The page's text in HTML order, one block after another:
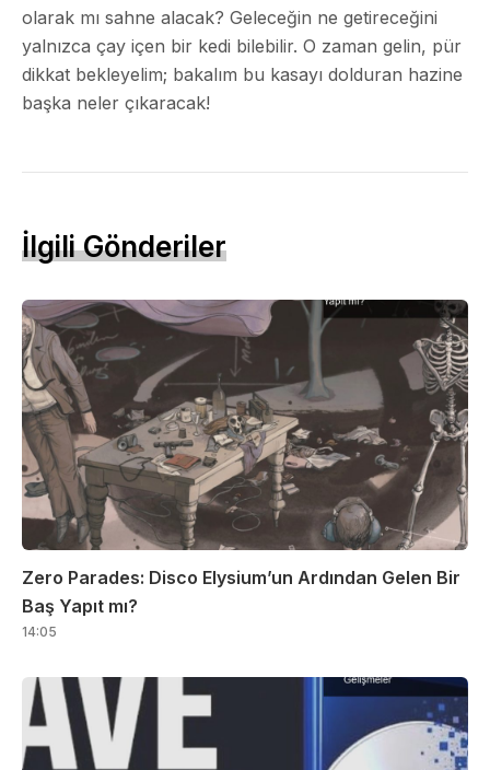
olarak mı sahne alacak? Geleceğin ne getireceğini
yalnızca çay içen bir kedi bilebilir. O zaman gelin, pür
dikkat bekleyelim; bakalım bu kasayı dolduran hazine
başka neler çıkaracak!
İlgili Gönderiler
Zero Parades: Disco Elysium’un Ardından Gelen Bir
Baş Yapıt mı?
14:05